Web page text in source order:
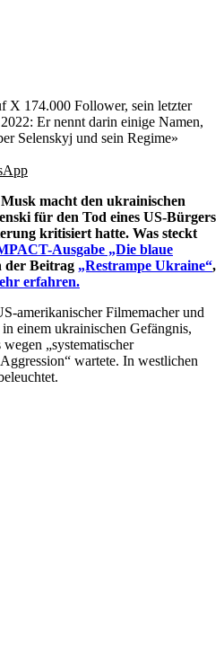
X 174.000 Follower, sein letzter
Er nennt darin einige Namen,
Selenskyj und sein Regime»
macht den ukrainischen
für den Tod eines US-Bürgers
kritisiert hatte. Was steckt
Ausgabe „Die blaue
der Beitrag „Restrampe Ukraine“,
erfahren.
amerikanischer Filmemacher und
einem ukrainischen Gefängnis,
„systematischer
wartete. In westlichen